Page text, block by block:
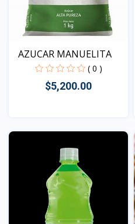
AZUCAR MANUELITA
( 0 )
$5,200.00
Vista